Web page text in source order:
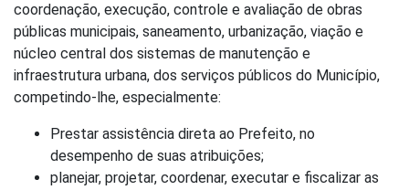
coordenação, execução, controle e avaliação de obras
públicas municipais, saneamento, urbanização, viação e
núcleo central dos sistemas de manutenção e
infraestrutura urbana, dos serviços públicos do Município,
competindo-lhe, especialmente:
Prestar assistência direta ao Prefeito, no
desempenho de suas atribuições;
planejar, projetar, coordenar, executar e fiscalizar as